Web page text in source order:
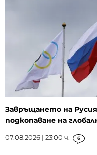
Завръщането на
подкопаване на
07.08.2026 | 23:00 ч. 6